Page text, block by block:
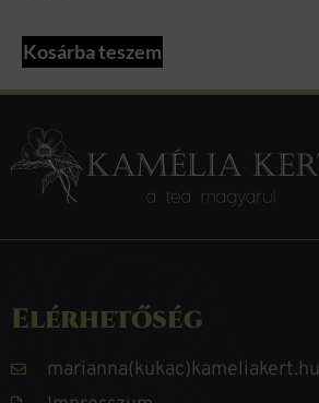
Kosárba teszem
Elérhetőség
marianna(kukac)kameliakert.hu